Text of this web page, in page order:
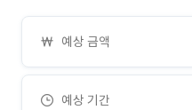
예상 금액
예상 기간